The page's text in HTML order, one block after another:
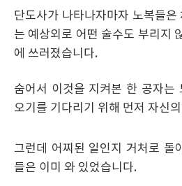
단도사가 나타나자마자 노복들
는 예상외로 어떤 술수도 부리지
에 쓰러졌습니다.
숨어서 이것을 지켜본 한 공자는
오기를 기다리기 위해 먼저 자신
그런데 어찌된 일인지 거처로 돌
들은 이미 와 있었습니다.